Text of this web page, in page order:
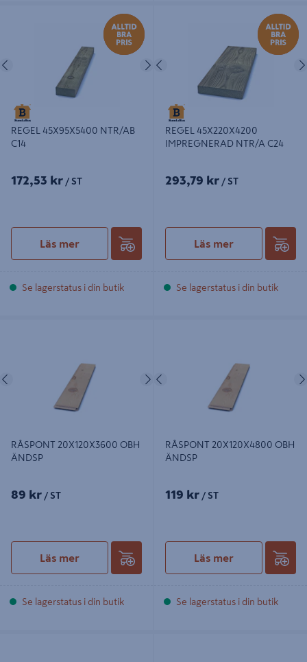
REGEL 45X95X5400 NTR/AB C14
Nästa
REGEL 45X95X5400 NTR/AB
C14
172,53 kr / ST
Läs mer
Se lagerstatus i din butik
IMPREGNERAD NTR/A C24
Föregående
REGEL 45X220X4200
IMPREGNERAD NTR/A C24
293,79 kr / ST
Läs mer
Se lagerstatus i din butik
Nästa
RÅSPONT 20X120X3600 OBH
ÄNDSP
89 kr / ST
Läs mer
Se lagerstatus i din butik
RÅSPONT 20X120X4800 OBH
ÄNDSP
119 kr / ST
Läs mer
Se lagerstatus i din butik